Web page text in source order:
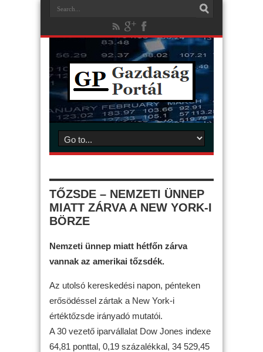
TŐZSDE – NEMZETI ÜNNEP
MIATT ZÁRVA A NEW YORK-I
BÖRZE
Nemzeti ünnep miatt hétfőn zárva
vannak az amerikai tőzsdék.
Az utolsó kereskedési napon, pénteken
erősödéssel zártak a New York-i
értéktőzsde irányadó mutatói.
A 30 vezető iparvállalat Dow Jones indexe
64,81 ponttal, 0,19 százalékkal, 34 529,45